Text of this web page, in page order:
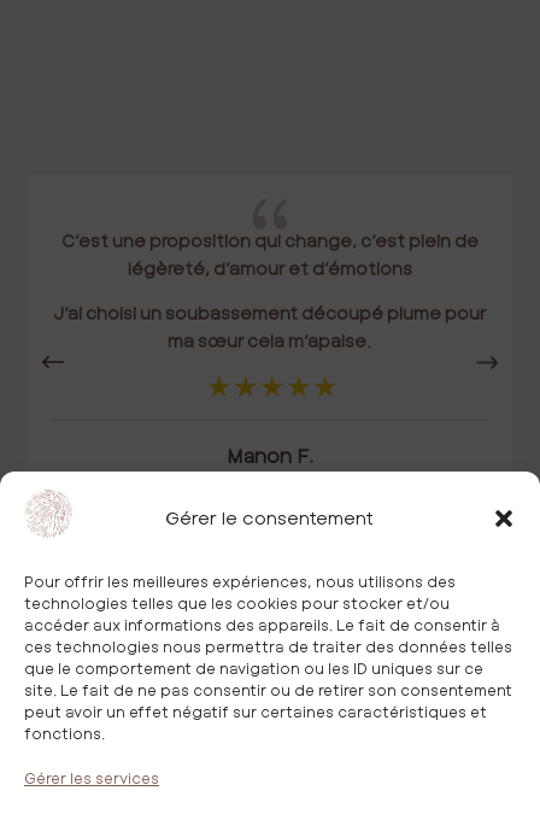
Gérer le consentement
Pour offrir les meilleures expériences, nous utilisons des
technologies telles que les cookies pour stocker et/ou
accéder aux informations des appareils. Le fait de consentir à
ces technologies nous permettra de traiter des données telles
que le comportement de navigation ou les ID uniques sur ce
site. Le fait de ne pas consentir ou de retirer son consentement
peut avoir un effet négatif sur certaines caractéristiques et
fonctions.
Gérer les services
{
C’est une proposition qui change, c’est plein de
légèreté, d’amour et d’émotions
J’ai choisi un soubassement découpé plume pour
ma sœur cela m’apaise.
Manon F.
Nos collections